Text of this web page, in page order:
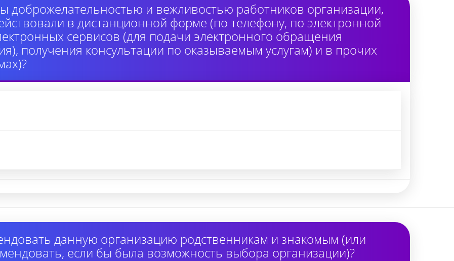
доброжелательностью и вежливостью работников организации,
в дистанционной форме (по телефону, по электронной
сервисов (для подачи электронного обращения
получения консультации по оказываемым услугам) и в прочих
данную организацию родственникам и знакомым (или
если бы была возможность выбора организации)?